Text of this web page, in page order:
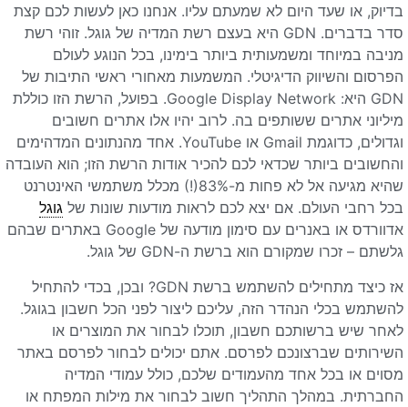
בדיוק, או שעד היום לא שמעתם עליו. אנחנו כאן לעשות לכם קצת
סדר בדברים. GDN היא בעצם רשת המדיה של גוגל. זוהי רשת
מניבה במיוחד ומשמעותית ביותר בימינו, בכל הנוגע לעולם
הפרסום והשיווק הדיגיטלי. המשמעות מאחורי ראשי התיבות של
GDN היא: Google Display Network. בפועל, הרשת הזו כוללת
מיליוני אתרים ששותפים בה. לרוב יהיו אלו אתרים חשובים
וגדולים, כדוגמת Gmail או YouTube. אחד מהנתונים המדהימים
והחשובים ביותר שכדאי לכם להכיר אודות הרשת הזו; הוא העובדה
שהיא מגיעה אל לא פחות מ-83%(!) מכלל משתמשי האינטרנט
בכל רחבי העולם. אם יצא לכם לראות מודעות שונות של גוגל
אדוורדס או באנרים עם סימון מודעה של Google באתרים שבהם
גלשתם – זכרו שמקורם הוא ברשת ה-GDN של גוגל.
אז כיצד מתחילים להשתמש ברשת GDN? ובכן, בכדי להתחיל
להשתמש בכלי הנהדר הזה, עליכם ליצור לפני הכל חשבון בגוגל.
לאחר שיש ברשותכם חשבון, תוכלו לבחור את המוצרים או
השירותים שברצונכם לפרסם. אתם יכולים לבחור לפרסם באתר
מסוים או בכל אחד מהעמודים שלכם, כולל עמודי המדיה
החברתית. במהלך התהליך חשוב לבחור את מילות המפתח או